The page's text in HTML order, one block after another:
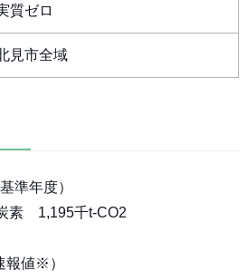
質ゼロ
見市全域
準年度）
素 1,195千t-CO2
報値※）